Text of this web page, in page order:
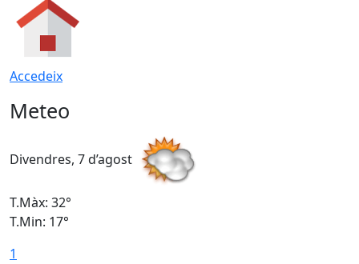
Accedeix
Meteo
Divendres, 7 d’agost
T.Màx: 32°
T.Min: 17°
1